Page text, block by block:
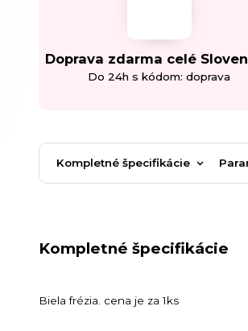
Doprava zdarma celé
Do 24h s kódom: doprava
Kompletné špecifikácie
Kompletné špecifikácie
Biela frézia. cena je za 1ks